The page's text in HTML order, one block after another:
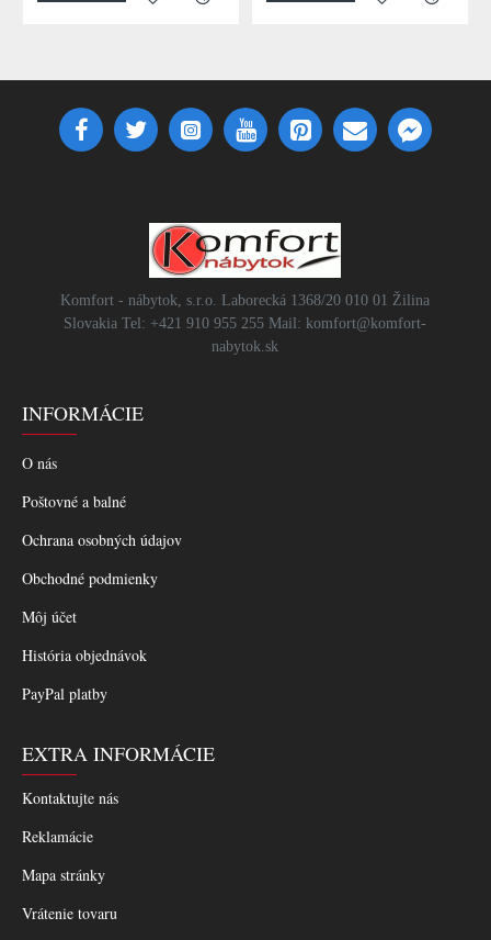
Komfort - nábytok, s.r.o. Laborecká 1368/20 010 01 Žilina
Slovakia Tel: +421 910 955 255 Mail: komfort@komfort-
nabytok.sk
INFORMÁCIE
O nás
Poštovné a balné
Ochrana osobných údajov
Obchodné podmienky
Môj účet
História objednávok
PayPal platby
EXTRA INFORMÁCIE
Kontaktujte nás
Reklamácie
Mapa stránky
Vrátenie tovaru